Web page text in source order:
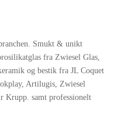
Smukt & unikt
fra Zwiesel Glas,
og bestik fra JL Coquet
Artilugis, Zwiesel
Krupp. samt professionelt